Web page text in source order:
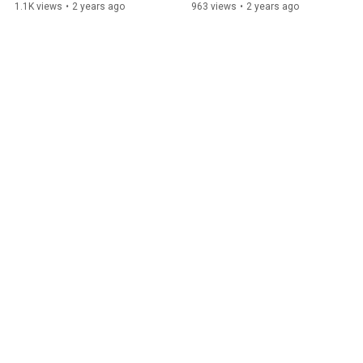
City' • FRANCE 24
1.1K views • 2 years ago
963 views • 2 years ago